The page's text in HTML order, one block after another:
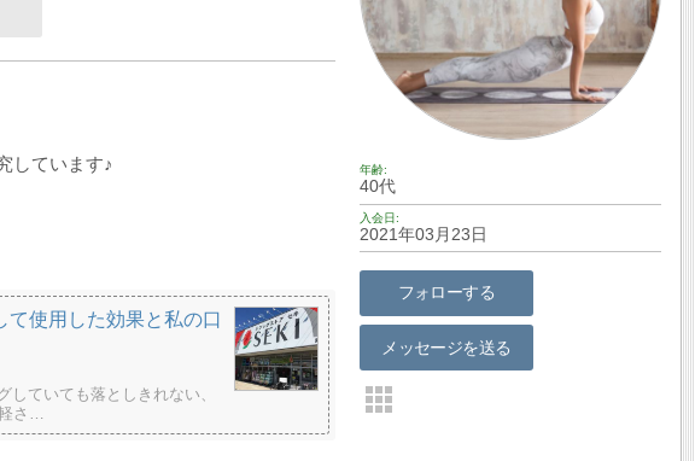
年齢
40代
入会日
2021年03月23日
フォローする
メッセージを送る
しています♪
て使用した効果と私の口
ていても落としきれない、
さ…